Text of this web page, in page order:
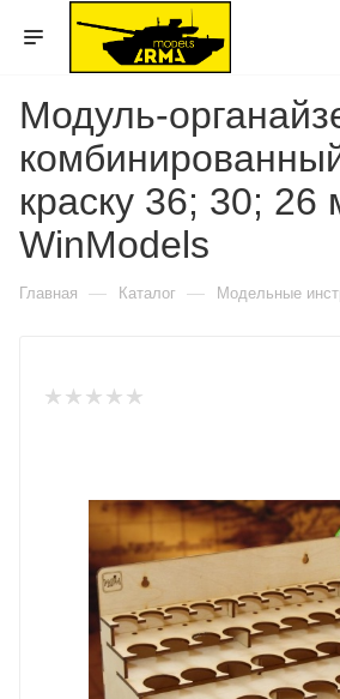
Модуль-
краску 36; 30; 26
WinModels
Главная — Каталог — Модельные